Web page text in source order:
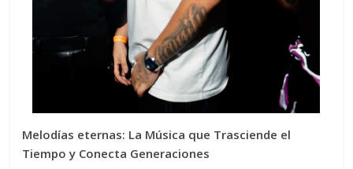
Melodías eternas: La Música que Trasciende el
Tiempo y Conecta Generaciones